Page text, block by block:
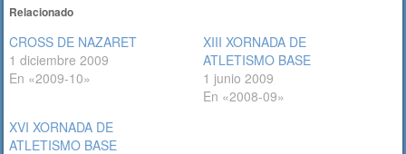
Relacionado
CROSS DE NAZARET
1 diciembre 2009
En «2009-10»
XIII XORNADA DE
ATLETISMO BASE
1 junio 2009
En «2008-09»
XVI XORNADA DE
ATLETISMO BASE